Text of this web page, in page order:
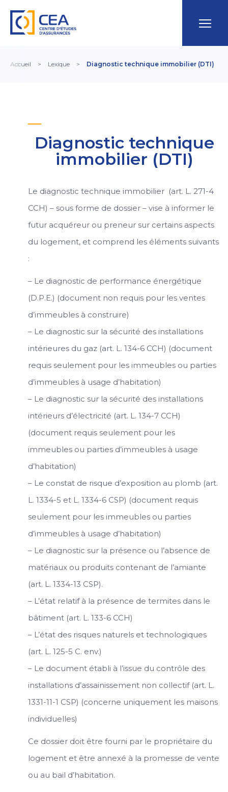
Accueil > Lexique > Diagnostic technique immobilier (DTI)
Diagnostic technique
immobilier (DTI)
Le diagnostic technique immobilier (art. L. 271-4
CCH) – sous forme de dossier – vise à informer le
futur acquéreur ou preneur sur certains aspects
du logement, et comprend les éléments suivants
:
– Le diagnostic de performance énergétique
(D.P.E.) (document non requis pour les ventes
d’immeubles à construire)
– Le diagnostic sur la sécurité des installations
intérieures du gaz (art. L. 134-6 CCH) (document
requis seulement pour les immeubles ou parties
d’immeubles à usage d’habitation)
– Le diagnostic sur la sécurité des installations
intérieurs d’électricité (art. L. 134-7 CCH)
(document requis seulement pour les
immeubles ou parties d’immeubles à usage
d’habitation)
– Le constat de risque d’exposition au plomb (art.
L. 1334-5 et L. 1334-6 CSP) (document requis
seulement pour les immeubles ou parties
d’immeubles à usage d’habitation)
– Le diagnostic sur la présence ou l’absence de
matériaux ou produits contenant de l’amiante
(art. L. 1334-13 CSP).
– L’état relatif à la présence de termites dans le
bâtiment (art. L. 133-6 CCH)
– L’état des risques naturels et technologiques
(art. L. 125-5 C. env.)
– Le document établi à l’issue du contrôle des
installations d’assainissement non collectif (art. L.
1331-11-1 CSP) (concerne uniquement les maisons
individuelles)
Ce dossier doit être fourni par le propriétaire du
logement et être annexé à la promesse de vente
ou au bail d’habitation.